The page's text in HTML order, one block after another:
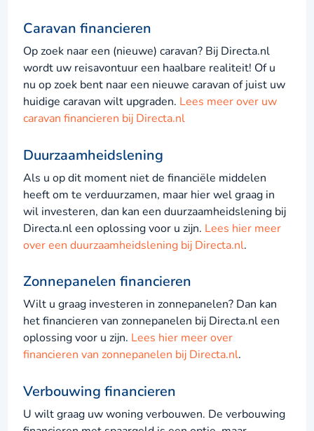
Caravan financieren
Op zoek naar een (nieuwe) caravan? Bij Directa.nl
wordt uw reisavontuur een haalbare realiteit! Of u
nu op zoek bent naar een nieuwe caravan of juist uw
huidige caravan wilt upgraden. Lees meer over uw
caravan financieren bij Directa.nl
Duurzaamheidslening
Als u op dit moment niet de financiële middelen
heeft om te verduurzamen, maar hier wel graag in
wil investeren, dan kan een duurzaamheidslening bij
Directa.nl een oplossing voor u zijn. Lees hier meer
over een duurzaamheidslening bij Directa.nl.
Zonnepanelen financieren
Wilt u graag investeren in zonnepanelen? Dan kan
het financieren van zonnepanelen bij Directa.nl een
oplossing voor u zijn. Lees hier meer over
financieren van zonnepanelen bij Directa.nl.
Verbouwing financieren
U wilt graag uw woning verbouwen. De verbouwing